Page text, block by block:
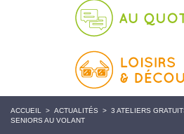
ACCUEIL > ACTUALITÉS > 3 ATELIERS
SENIORS AU VOLANT